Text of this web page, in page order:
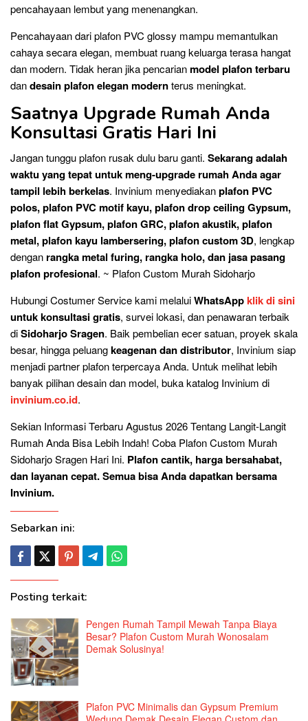
pencahayaan lembut yang menenangkan.
Pencahayaan dari plafon PVC glossy mampu memantulkan
cahaya secara elegan, membuat ruang keluarga terasa hangat
dan modern. Tidak heran jika pencarianmodel plafon terbaru
dandesain plafon elegan modernterus meningkat.
Saatnya Upgrade Rumah Anda
Konsultasi Gratis Hari Ini
Jangan tunggu plafon rusak dulu baru ganti. Sekarang adalah
waktu yang tepat untuk meng-upgrade rumah Anda agar
tampil lebih berkelas. Invinium menyediakanplafon PVC
polos, plafon PVC motif kayu, plafon drop ceiling Gypsum,
plafon flat Gypsum, plafon GRC, plafon akustik, plafon
metal, plafon kayu lambersering, plafon custom 3D, lengkap
dengan rangka metal furing, rangka holo, dan jasa pasang
plafon profesional. ~ Plafon Custom Murah Sidoharjo
Hubungi Costumer Service kami melaluiWhatsAppklik di sini
untuk konsultasi gratis, survei lokasi, dan penawaran terbaik
diSidoharjo Sragen. Baik pembelian ecer satuan, proyek skala
besar, hingga peluangkeagenan dan distributor, Invinium siap
menjadi partner plafon terpercaya Anda. Untuk melihat lebih
banyak pilihan desain dan model, buka katalog Invinium di
invinium.co.id.
Sekian Informasi Terbaru Agustus 2026 Tentang Langit-Langit
Rumah Anda Bisa Lebih Indah! Coba Plafon Custom Murah
Sidoharjo Sragen Hari Ini. Plafon cantik, harga bersahabat,
dan layanan cepat. Semua bisa Anda dapatkan bersama
Invinium.
Sebarkan ini:
Posting terkait:
Pengen Rumah Tampil Mewah Tanpa Biaya
Besar? Plafon Custom Murah Wonosalam
Demak Solusinya!
Plafon PVC Minimalis dan Gypsum Premium